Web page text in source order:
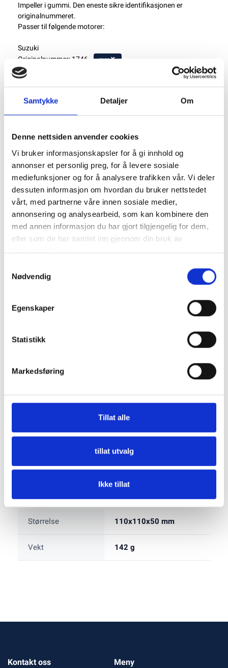
Samtykke Detaljer Om
Denne nettsiden anvender cookies
Vi bruker informasjonskapsler for å gi innhold og
annonser et personlig preg, for å levere sosiale
mediefunksjoner og for å analysere trafikken vår. Vi deler
dessuten informasjon om hvordan du bruker nettstedet
vårt, med partnerne våre innen sosiale medier,
annonsering og analysearbeid, som kan kombinere den
med annen informasjon du har gjort tilgjengelig for dem,
eller som de har samlet inn gjennom din bruk av
tjenestene deres.
Nødvendig
Egenskaper
Statistikk
Markedsføring
Tillat alle
tillat utvalg
Ikke tillat
Impeller i gummi. Den eneste sikre identifikasjonen er
originalnummeret.
Passer til følgende motorer:
Suzuki
Originalnummer: 1746..
mer
Antall
Legg til Handlekurv
Klikk og hent
Varenummer: 1020356
Kategorier:
Impellere
Beskrivelse
originalnummeret.
Passer til følgende motorer:
Originalnummer:17461-87E10
Størrelse 110x110x50 mm
Vekt 142 g
Kontakt oss Meny